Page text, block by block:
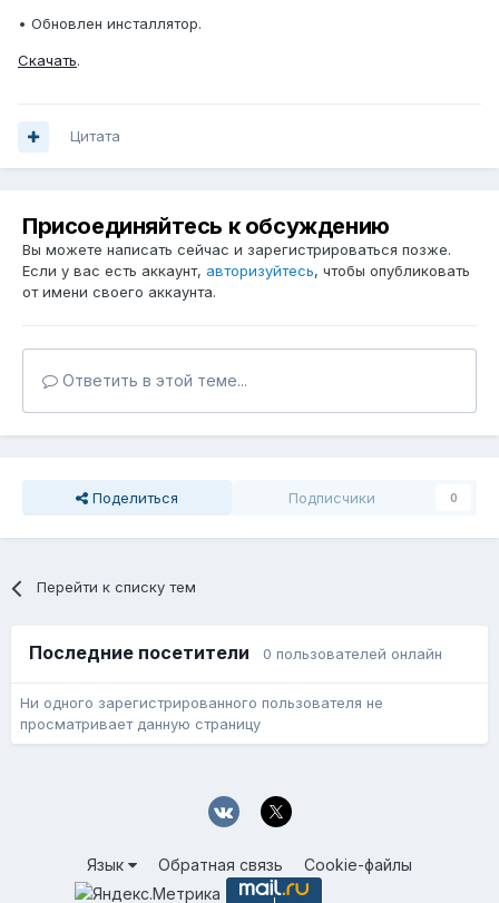
• Обновлен инсталлятор.
Скачать.
Цитата
Присоединяйтесь к обсуждению
Вы можете написать сейчас и зарегистрироваться позже.
Если у вас есть аккаунт, авторизуйтесь, чтобы опубликовать
от имени своего аккаунта.
Ответить в этой теме...
Поделиться Подписчики 0
Перейти к списку тем
Последние посетители 0 пользователей онлайн
Ни одного зарегистрированного пользователя не
просматривает данную страницу
Язык Обратная связь Cookie-файлы